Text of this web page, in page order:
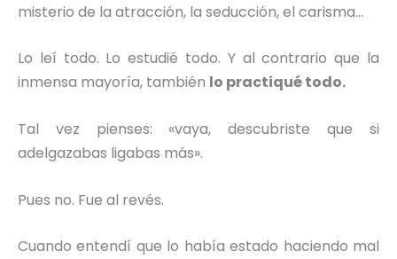
misterio de la atracción, la seducción, el carisma…
Lo leí todo. Lo estudié todo. Y al contrario que la
inmensa mayoría, también lo practiqué todo.
Tal vez pienses: «vaya, descubriste que si
adelgazabas ligabas más».
Pues no. Fue al revés.
Cuando entendí que lo había estado haciendo mal